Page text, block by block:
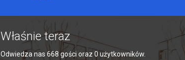
Właśnie teraz
Odwiedza nas 668 gości oraz 0 użytkowników.